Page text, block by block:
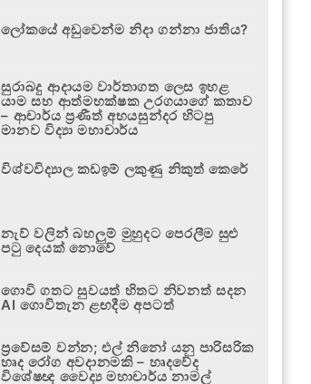
ලෝකයේ අඩුවෙන්ම නිදා ගන්නා ජාතිය?
සුරාබදු ආදායම වාර්තාගත ලෙස ඉහළ
යාම සහ ආත්මභක්ෂක උරගයාගේ කතාව
– ආචාර්ය ප්‍රණීත් අභයසුන්දර හිටපු
මානව විද්‍යා මහාචාර්ය
විශ්වවිද්‍යාල කඩඉම් ලකුණු නිකුත් කෙරේ
නැව් වලින් බහලුම් මුහුදට පෙරලීම සුළු
පටු දෙයක් නොවේ
ගොවි ගතට සුවයත් හිතට නිවනත් සදන
AI ගොවිතැන ළඟදීම අපටත්
ප්‍රවේසම් වන්න; එල් නිනෝ යනු පාරිසරික
හෘද රෝග අවදානමකි – හෘදවේද
විශේෂඥ වෛද්‍ය මහාචාර්ය නාමල්